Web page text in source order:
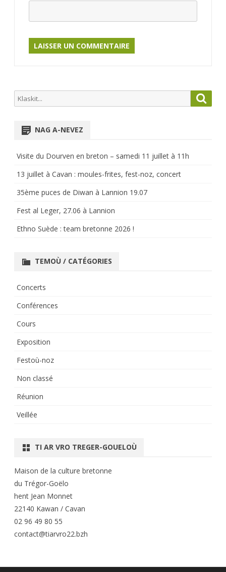
Search
for:
NAG A-NEVEZ
Visite du Dourven en breton – samedi 11 juillet à 11h
13 juillet à Cavan : moules-frites, fest-noz, concert
35ème puces de Diwan à Lannion 19.07
Fest al Leger, 27.06 à Lannion
Ethno Suède : team bretonne 2026 !
TEMOÙ / CATÉGORIES
Concerts
Conférences
Cours
Exposition
Festoù-noz
Non classé
Réunion
Veillée
TI AR VRO TREGER-GOUELOÙ
Maison de la culture bretonne
du Trégor-Goëlo
hent Jean Monnet
22140 Kawan / Cavan
02 96 49 80 55
contact@tiarvro22.bzh